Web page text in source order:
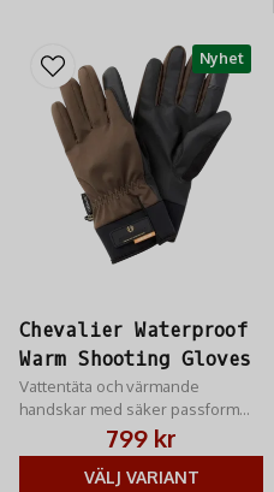
Chevalier Waterproof
Warm Shooting Gloves
Vattentäta och värmande
handskar med säker passform
och touchscreen-kompatibilitet
för jakt och friluftsliv.
799 kr
VÄLJ VARIANT
Nyhet